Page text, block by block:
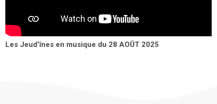
Les Jeud’înes en musique du 28 AOÛT 2025